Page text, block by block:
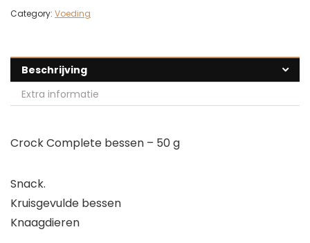
Category: Voeding
Beschrijving
Extra informatie
Crock Complete bessen – 50 g
Snack.
Kruisgevulde bessen
Knaagdieren